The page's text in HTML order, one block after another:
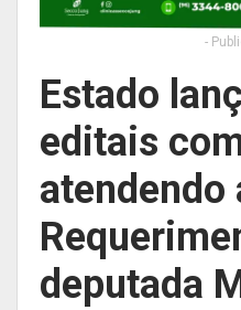
-
Estado
editais
atendendo
deputada